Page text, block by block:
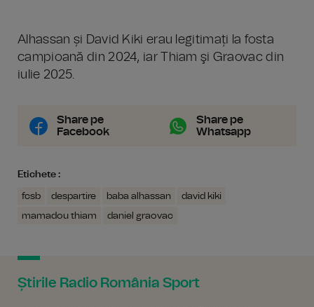
Alhassan și David Kiki erau legitimați la fosta
campioană din 2024, iar Thiam şi Graovac din
iulie 2025.
Share pe
Facebook
Share pe
Whatsapp
Etichete :
fcsb despartire baba alhassan
david kiki
mamadou thiam
daniel graovac
Știrile Radio România Sport